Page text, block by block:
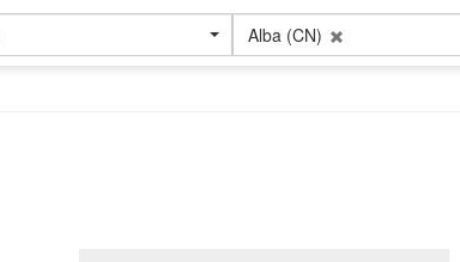
Alba (CN)